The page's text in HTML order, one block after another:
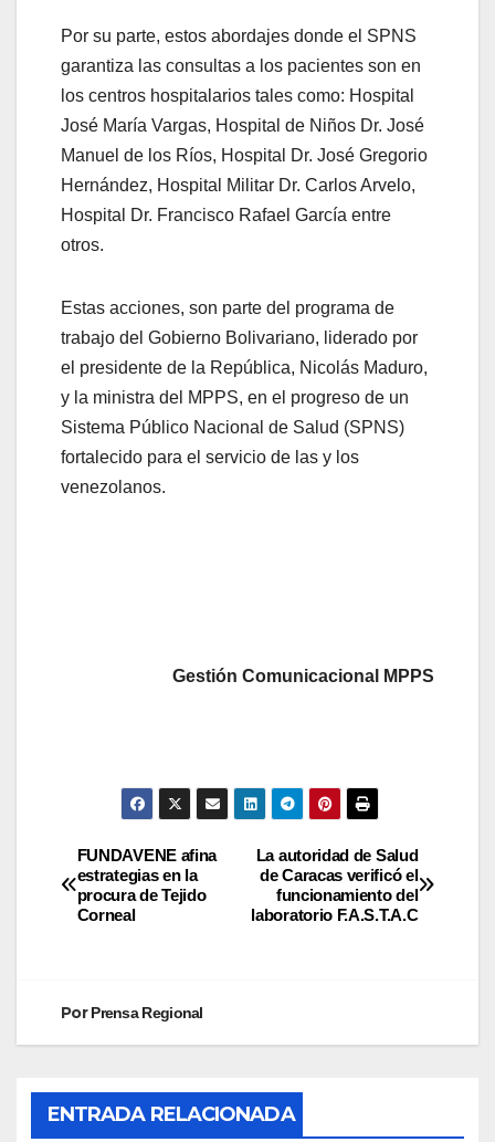
Por su parte, estos abordajes donde el SPNS
garantiza las consultas a los pacientes son en
los centros hospitalarios tales como: Hospital
José María Vargas, Hospital de Niños Dr. José
Manuel de los Ríos, Hospital Dr. José Gregorio
Hernández, Hospital Militar Dr. Carlos Arvelo,
Hospital Dr. Francisco Rafael García entre
otros.
Estas acciones, son parte del programa de
trabajo del Gobierno Bolivariano, liderado por
el presidente de la República, Nicolás Maduro,
y la ministra del MPPS, en el progreso de un
Sistema Público Nacional de Salud (SPNS)
fortalecido para el servicio de las y los
venezolanos.
Gestión Comunicacional MPPS
La autoridad de Salud
de Caracas verificó el
funcionamiento del
laboratorio F.A.S.T.A.C
FUNDAVENE afina
estrategias en la
procura de Tejido
Corneal
PorPrensa Regional
ENTRADA RELACIONADA